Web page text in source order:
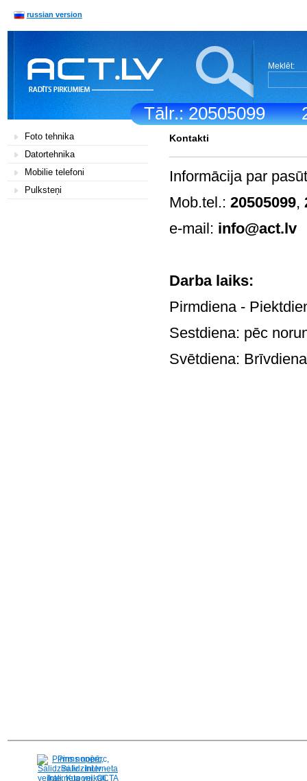
Tālr.: 20505099
russian version
Meklēt:
Foto tehnika
Datortehnika
Mobilie telefoni
Pulksteņi
Kontakti
Informācija par
Mob.tel.: 20505099,
e-mail: info@act.lv
Pirmdiena -
Sestdiena:
Pirms nopērc,
Salidzini.lv - Interneta
veikali, Kuponi, OCTA